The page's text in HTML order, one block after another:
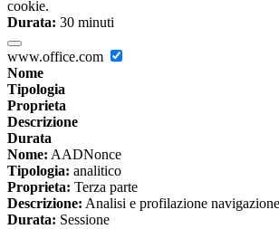
cookie.
Durata: 30 minuti
www.office.com
Nome
Tipologia
Proprieta
Descrizione
Durata
Nome: AADNonce
Tipologia: analitico
Proprieta: Terza parte
Descrizione: Analisi e profilazione
Durata: Sessione